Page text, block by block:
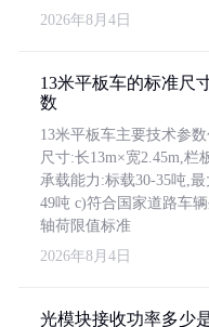
2026年8月4日
13米平板车的标准尺
数
13米平板车主要技术参
尺寸:长13m×宽2.45m,栏
承载能力:标载30-35吨,
49吨 c)符合国家道路车
轴荷限值标准
2026年8月4日
光模块接收功率多少